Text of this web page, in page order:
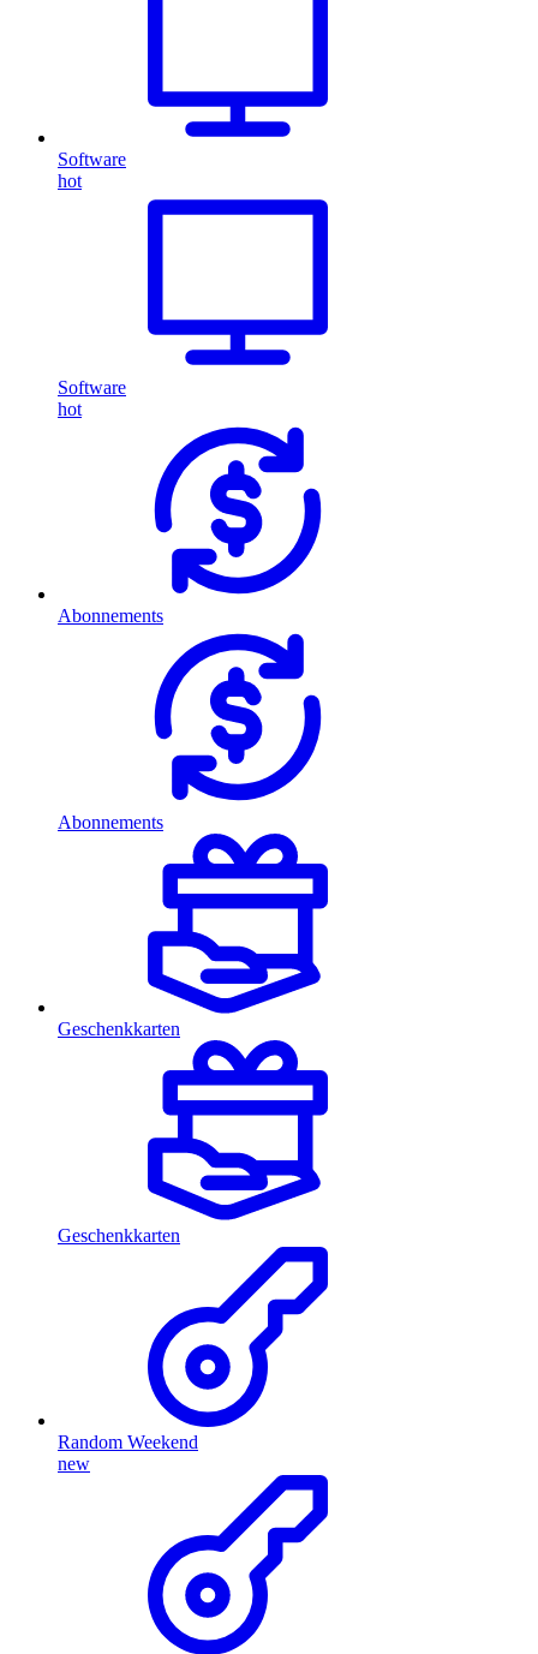
Software
hot
Software
hot
Abonnements
Abonnements
Geschenkkarten
Geschenkkarten
Random Weekend
new